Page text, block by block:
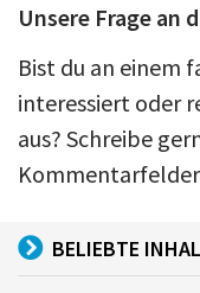
Unsere Frage an
Bist du an einem
interessiert oder
aus? Schreibe
BELIEBTE